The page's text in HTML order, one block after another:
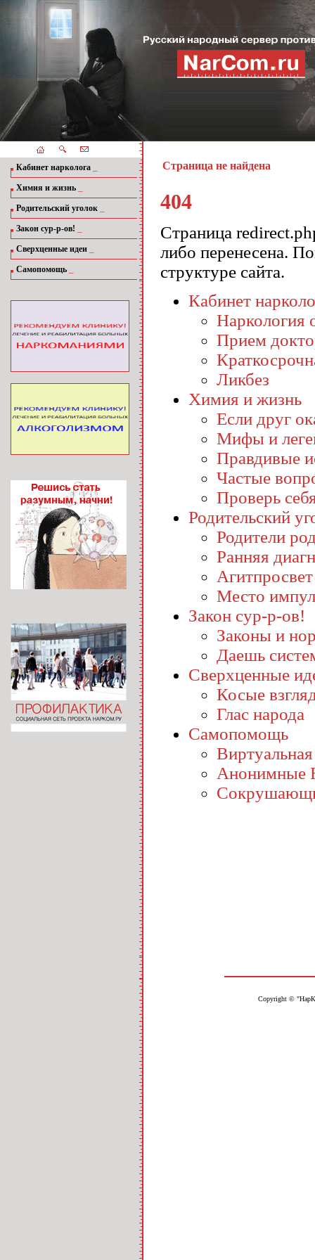
Кабинет нарколога
Химия и жизнь
Родительский уголок
Закон сур-р-ов!
Сверхценные идеи
Самопомощь
Страница не найдена
404
Страница
либо перенесена.
структуре сайта.
Кабинет
Наркология
Прием
Ликбез
Химия и жизнь
Если друг
Мифы и
Правдивые
Частые
Проверь
Родительский
Родители
Ранняя
Агитпросвет
Место
Закон сур-р-ов!
Законы и
Даешь
Сверхценные
Косые
Глас народа
Самопомощь
Анонимные
Copyright ©